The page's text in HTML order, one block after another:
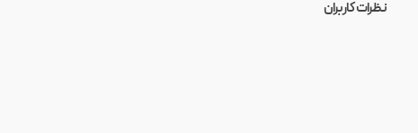
نظرات کاربران